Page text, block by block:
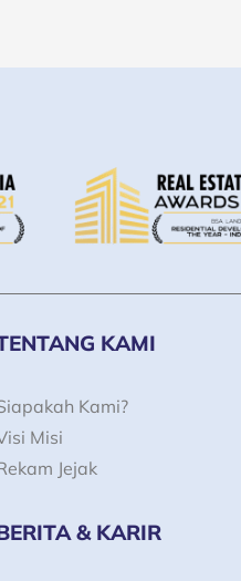
KAMI
Kami?
Misi
Jejak
& KARIR